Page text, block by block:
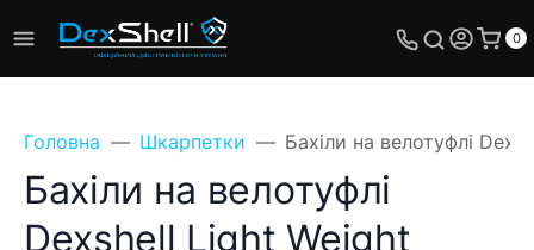
0
Головна Шкарпетки Бахіли на велотуфлі
Бахіли на велотуфлі
Dexshell Light Weight